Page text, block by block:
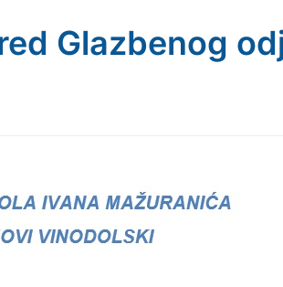
Glazbenog